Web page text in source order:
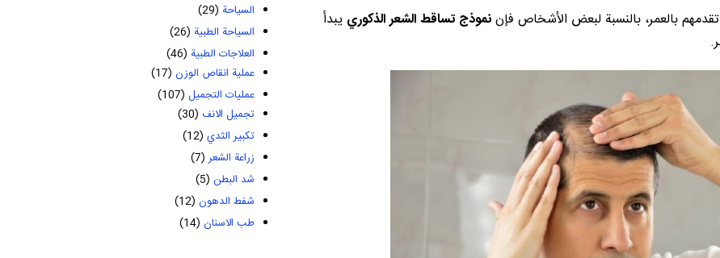
بالعمر، بالنسبة لبعض الأشخاص فإننموذج تساقط الشعر الذكوري يبدأ
السياحة (29)
السياحة الطبية (26)
العلاجات الطبية (46)
عملية انقاص الوزن(17)
عمليات التجميل(107)
تجميل الانف (30)
تكبير الثدي(12)
زراعة الشعر(7)
شد البطن(5)
شفط الدهون(12)
طب الاسنان(14)